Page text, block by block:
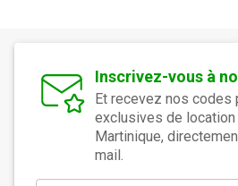
Inscrivez-vous à
Et recevez nos
exclusives de location
Martinique,
mail.